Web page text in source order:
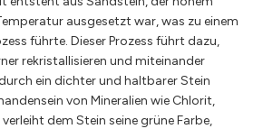
ausgesetzt war, was zu einem
führte. Dieser Prozess führt dazu,
rekristallisieren und miteinander
ein dichter und haltbarer Stein
von Mineralien wie Chlorit,
dem Stein seine grüne Farbe,